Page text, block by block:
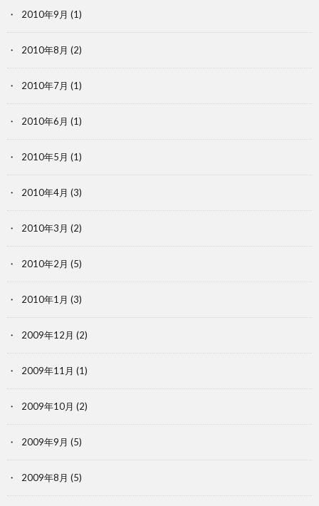
2010年9月 (1)
2010年8月 (2)
2010年7月 (1)
2010年6月 (1)
2010年5月 (1)
2010年4月 (3)
2010年3月 (2)
2010年2月 (5)
2010年1月 (3)
2009年12月 (2)
2009年11月 (1)
2009年10月 (2)
2009年9月 (5)
2009年8月 (5)